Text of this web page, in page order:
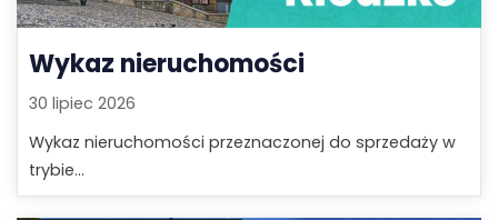
Wykaz nieruchomości
30 lipiec 2026
Wykaz nieruchomości przeznaczonej do sprzedaży w
trybie...